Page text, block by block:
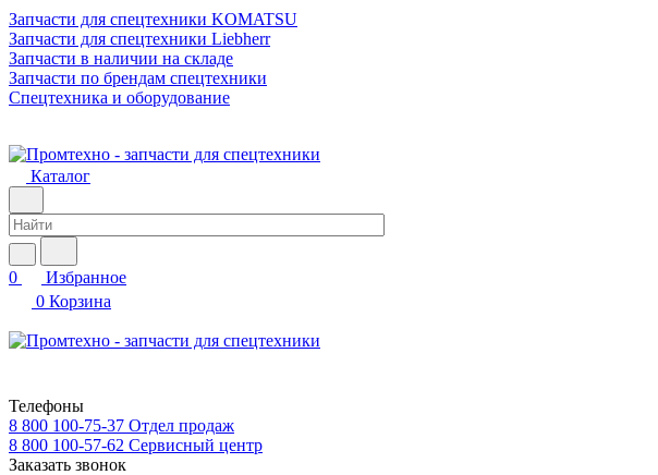
Запчасти для спецтехники KOMATSU
Запчасти для спецтехники Liebherr
Запчасти в наличии на складе
Запчасти по брендам спецтехники
Спецтехника и оборудование
Каталог
0
Избранное
0 Корзина
Телефоны
8 800 100-75-37 Отдел продаж
8 800 100-57-62 Сервисный центр
Заказать звонок